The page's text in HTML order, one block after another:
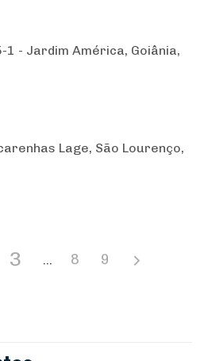
1 - Jardim América, Goiânia,
Lage, São Lourenço,
3 8 9